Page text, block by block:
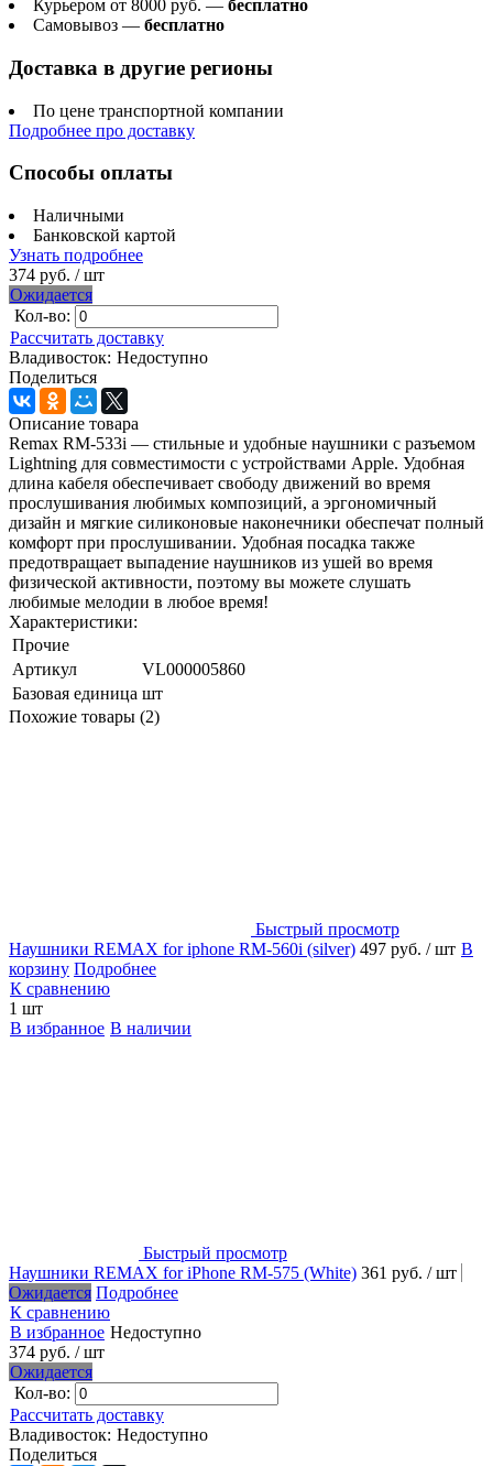
Курьером от 8000 руб. — бесплатно
Самовывоз — бесплатно
Доставка в другие регионы
По цене транспортной компании
Подробнее про доставку
Способы оплаты
Наличными
Банковской картой
Узнать подробнее
374 руб. / шт
Ожидается
Кол-во:
Рассчитать доставку
Владивосток: Недоступно
Поделиться
Описание товара
Remax RM-533i — стильные и удобные наушники с разъемом
Lightning для совместимости с устройствами Apple. Удобная
длина кабеля обеспечивает свободу движений во время
прослушивания любимых композиций, а эргономичный
дизайн и мягкие силиконовые наконечники обеспечат полный
комфорт при прослушивании. Удобная посадка также
предотвращает выпадение наушников из ушей во время
физической активности, поэтому вы можете слушать
любимые мелодии в любое время!
Характеристики:
Прочие
Артикул
VL000005860
Базовая единица шт
Похожие товары (2)
Быстрый просмотр
Наушники REMAX for iphone RM-560i (silver) 497 руб. / шт В
корзину Подробнее
К сравнению
1 шт
В избранное В наличии
Быстрый просмотр
Наушники REMAX for iPhone RM-575 (White) 361 руб. / шт
Ожидается Подробнее
К сравнению
В избранное Недоступно
374 руб. / шт
Ожидается
Кол-во:
Рассчитать доставку
Владивосток: Недоступно
Поделиться